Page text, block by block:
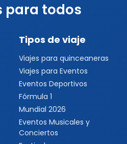
para todos
Tipos de viaje
Viajes para quinceaneras
Viajes para Eventos
Eventos Deportivos
Fórmula 1
Mundial 2026
Eventos Musicales y
Conciertos